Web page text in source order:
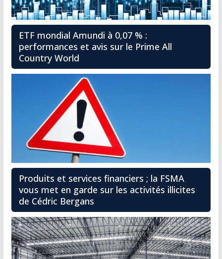
ETF mondial Amundi à 0,07 % :
performances et avis sur le Prime All
Country World
Produits et services financiers ; la FSMA
vous met en garde sur les activités illicites
de Cédric Bergans